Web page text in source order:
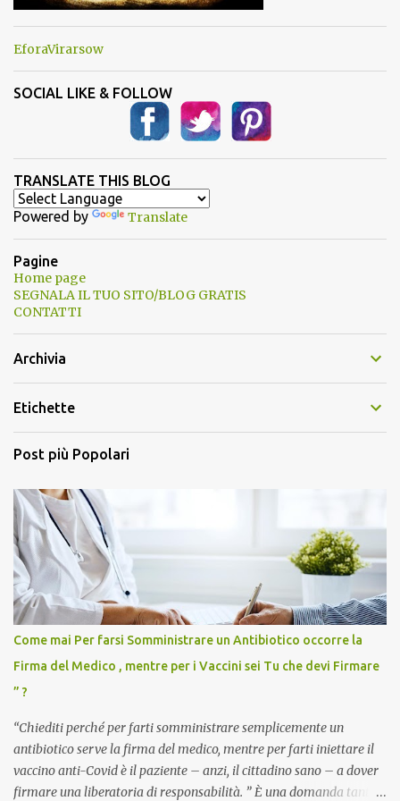
EforaVirarsow
SOCIAL LIKE & FOLLOW
TRANSLATE THIS BLOG
Powered by Translate
Pagine
Home page
SEGNALA IL TUO SITO/BLOG GRATIS
CONTATTI
Archivia
Etichette
Post più Popolari
Come mai Per farsi Somministrare un Antibiotico occorre la
Firma del Medico , mentre per i Vaccini sei Tu che devi Firmare
” ?
“Chiediti perché per farti somministrare semplicemente un
antibiotico serve la firma del medico, mentre per farti iniettare il
vaccino anti-Covid è il paziente – anzi, il cittadino sano – a dover
firmare una liberatoria di responsabilità. ” È una domanda tanto